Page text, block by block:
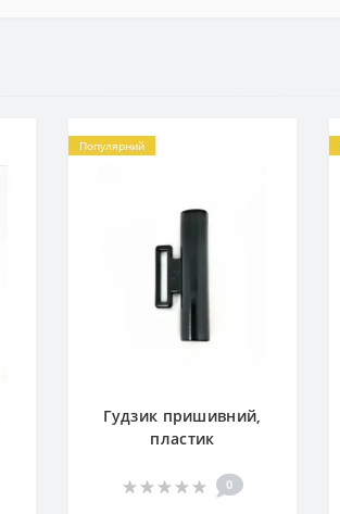
Популярний
Гудзик пришивний,
пластик
0